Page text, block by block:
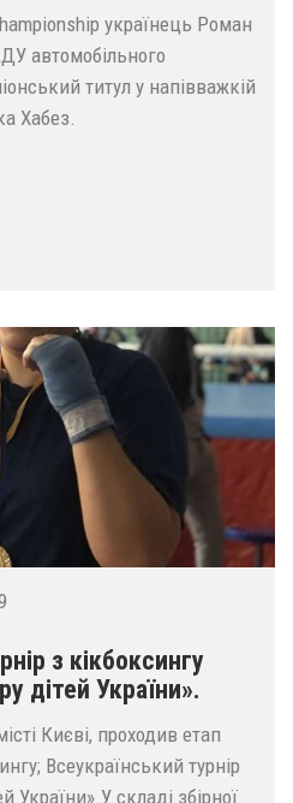
українець Роман
автомобільного
титул у напівважкій
Хабез.
з кікбоксингу
дітей України».
Києві, проходив етап
Всеукраїнський турнір
України».У складі збірної